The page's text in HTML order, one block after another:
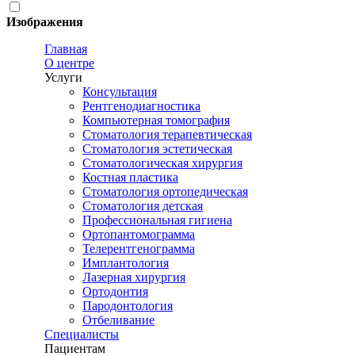
Изображения
Главная
О центре
Услуги
Консультация
Рентгенодиагностика
Компьютерная томография
Стоматология терапевтическая
Стоматология эстетическая
Стоматологическая хирургия
Костная пластика
Стоматология ортопедическая
Стоматология детская
Профессиональная гигиена
Ортопантомограмма
Телерентгенограмма
Имплантология
Лазерная хирургия
Ортодонтия
Пародонтология
Отбеливание
Специалисты
Пациентам